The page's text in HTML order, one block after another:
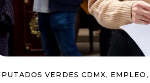
VERDES CDMX, EMPLEO,